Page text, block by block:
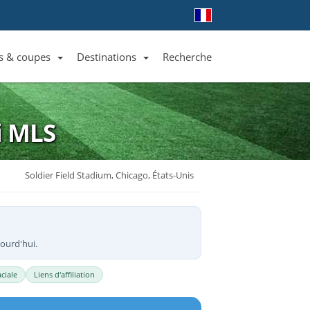
Liste des clubs et équipes
& coupes
Liste des ligues et coupes
Destinations
Toutes les destinations
Recherche
MLS
Soldier Field Stadium, Chicago, États-Unis
Liens d'affiliation